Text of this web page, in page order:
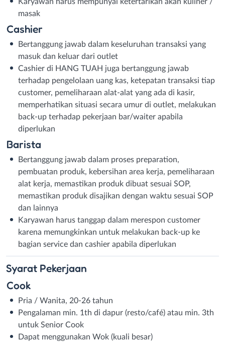
masak
Cashier
Bertanggung jawab dalam keseluruhan transaksi yang
masuk dan keluar dari outlet
Cashier di HANG TUAH juga bertanggung jawab
terhadap pengelolaan uang kas, ketepatan transaksi tiap
customer, pemeliharaan alat-alat yang ada di kasir,
memperhatikan situasi secara umur di outlet, melakukan
back-up terhadap pekerjaan bar/waiter apabila
diperlukan
Barista
Bertanggung jawab dalam proses preparation,
pembuatan produk, kebersihan area kerja, pemeliharaan
alat kerja, memastikan produk dibuat sesuai SOP,
memastikan produk disajikan dengan waktu sesuai SOP
dan lainnya
Karyawan harus tanggap dalam merespon customer
karena memungkinkan untuk melakukan back-up ke
bagian service dan cashier apabila diperlukan
Syarat Pekerjaan
Cook
Pria / Wanita, 20-26 tahun
Pengalaman min. 1th di dapur (resto/café) atau min. 3th
untuk Senior Cook
Dapat menggunakan Wok (kuali besar)